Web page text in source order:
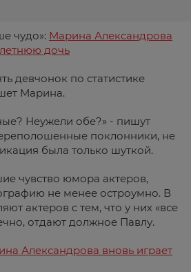
чудо»: Марина Александрова
дочь
девчонок по статистике
Марина.
Неужели обе?» - пишут
поклонники, не
была только шуткой.
чувство юмора актеров,
не менее остроумно. В
актеров с тем, что у них «все
отдают должное Павлу.
Александрова вновь играет